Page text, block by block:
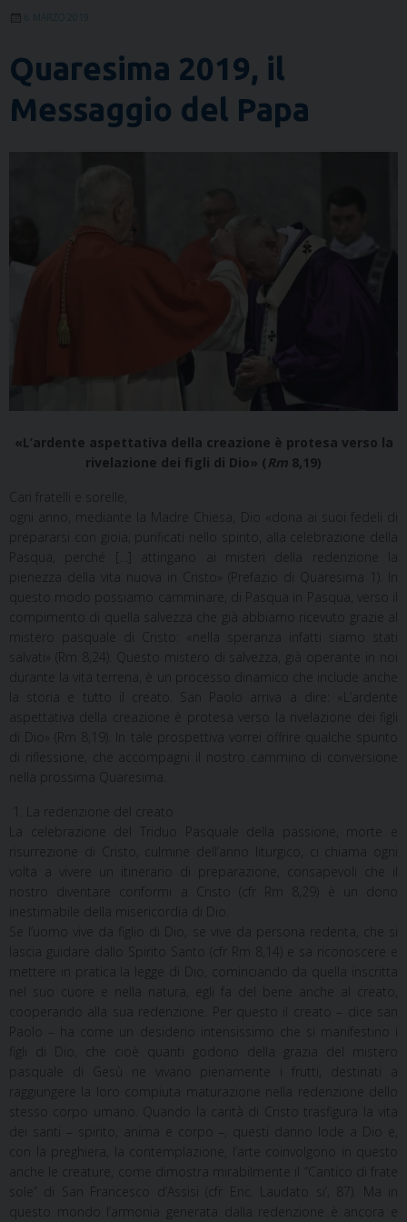
6 MARZO 2019
Quaresima 2019, il
Messaggio del Papa
«L’ardente aspettativa della creazione è protesa verso la
rivelazione dei figli di Dio» ( Rm 8,19)
Cari fratelli e sorelle,
ogni anno, mediante la Madre Chiesa, Dio «dona ai suoi fedeli di
prepararsi con gioia, purificati nello spirito, alla celebrazione della
Pasqua, perché […] attingano ai misteri della redenzione la
pienezza della vita nuova in Cristo» (Prefazio di Quaresima 1). In
questo modo possiamo camminare, di Pasqua in Pasqua, verso il
compimento di quella salvezza che già abbiamo ricevuto grazie al
mistero pasquale di Cristo: «nella speranza infatti siamo stati
salvati» (Rm 8,24). Questo mistero di salvezza, già operante in noi
durante la vita terrena, è un processo dinamico che include anche
la storia e tutto il creato. San Paolo arriva a dire: «L’ardente
aspettativa della creazione è protesa verso la rivelazione dei figli
di Dio» (Rm 8,19). In tale prospettiva vorrei offrire qualche spunto
di riflessione, che accompagni il nostro cammino di conversione
nella prossima Quaresima.
1. La redenzione del creato
La celebrazione del Triduo Pasquale della passione, morte e
risurrezione di Cristo, culmine dell’anno liturgico, ci chiama ogni
volta a vivere un itinerario di preparazione, consapevoli che il
nostro diventare conformi a Cristo (cfr Rm 8,29) è un dono
inestimabile della misericordia di Dio.
Se l’uomo vive da figlio di Dio, se vive da persona redenta, che si
lascia guidare dallo Spirito Santo (cfr Rm 8,14) e sa riconoscere e
mettere in pratica la legge di Dio, cominciando da quella inscritta
nel suo cuore e nella natura, egli fa del bene anche al creato,
cooperando alla sua redenzione. Per questo il creato – dice san
Paolo – ha come un desiderio intensissimo che si manifestino i
figli di Dio, che cioè quanti godono della grazia del mistero
pasquale di Gesù ne vivano pienamente i frutti, destinati a
raggiungere la loro compiuta maturazione nella redenzione dello
stesso corpo umano. Quando la carità di Cristo trasfigura la vita
dei santi – spirito, anima e corpo –, questi danno lode a Dio e,
con la preghiera, la contemplazione, l’arte coinvolgono in questo
anche le creature, come dimostra mirabilmente il “Cantico di frate
sole” di San Francesco d’Assisi (cfr Enc. Laudato si’, 87). Ma in
questo mondo l’armonia generata dalla redenzione è ancora e